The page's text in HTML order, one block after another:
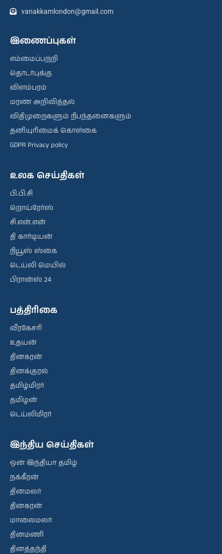
vanakkamlondon@gmail.com
இணைப்புகள்
எம்மைப்பற்றி
தொடர்புக்கு
விளம்பரம்
மரண அறிவித்தல்
விதிமுறைகளும் நிபந்தனைகளும்
தனியுரிமைக் கொள்கை
GDPR Privacy policy
உலக செய்திகள்
பி.பி.சி
றொய்ரேர்ஸ்
சி.என்.என்
தி கார்டியன்
நியூஸ் ஸ்கை
டெய்லி மெயில்
பிரான்ஸ் 24
பத்திரிகை
வீரகேசரி
உதயன்
தினகரன்
தினக்குரல்
தமிழ்மிரர்
தமிழன்
டெய்லிமிரர்
இந்திய செய்திகள்
ஒன் இந்தியா தமிழ்
நக்கீரன்
தினமலர்
தினகரன்
மாலைமலர்
தினமணி
தினத்தந்தி